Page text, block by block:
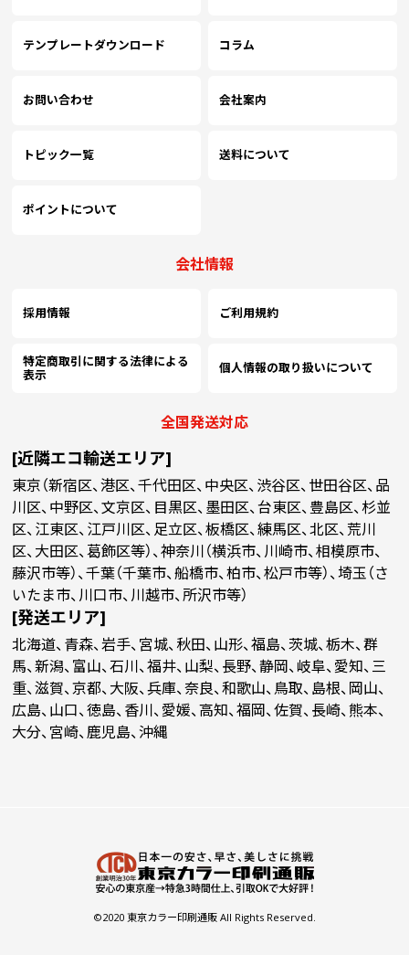
テンプレートダウンロード コラム
お問い合わせ 会社案内
トピック一覧 送料について
ポイントについて
会社情報
採用情報 ご利用規約
特定商取引に関する法律による
表示
個人情報の取り扱いについて
全国発送対応
[近隣エコ輸送エリア]
東京（新宿区、港区、千代田区、中央区、渋谷区、世田谷区、品
川区、中野区、文京区、目黒区、墨田区、台東区、豊島区、杉並
区、江東区、江戸川区、足立区、板橋区、練馬区、北区、荒川
区、大田区、葛飾区等）、神奈川（横浜市、川崎市、相模原市、
藤沢市等）、千葉（千葉市、船橋市、柏市、松戸市等）、埼玉（さ
いたま市、川口市、川越市、所沢市等）
[発送エリア]
北海道、青森、岩手、宮城、秋田、山形、福島、茨城、栃木、群
馬、新潟、富山、石川、福井、山梨、長野、静岡、岐阜、愛知、三
重、滋賀、京都、大阪、兵庫、奈良、和歌山、鳥取、島根、岡山、
広島、山口、徳島、香川、愛媛、高知、福岡、佐賀、長崎、熊本、
大分、宮崎、鹿児島、沖縄
©2020 東京カラー印刷通販 All Rights Reserved.